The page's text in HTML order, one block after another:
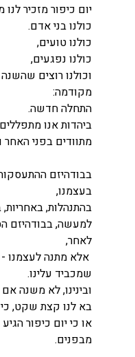
יום כיפור מזכיר
כולנו בני אדם.
כולנו טועים,
כולנו נפגעים,
וכולנו רוצים
מקודמה:
התחלה חדשה.
ביהדות אנו
מתוודים בפני
בבודהיזם
בעצמנו,
בהתנהלות,
למעשה, בבודהיזם
לאחר,
אלא מתנה לעצמנו
שמכביד עלינו.
ובינינו, לא משנה
בא לנו קצת שקט, כי
או כי יום כיפור
מבפנים.